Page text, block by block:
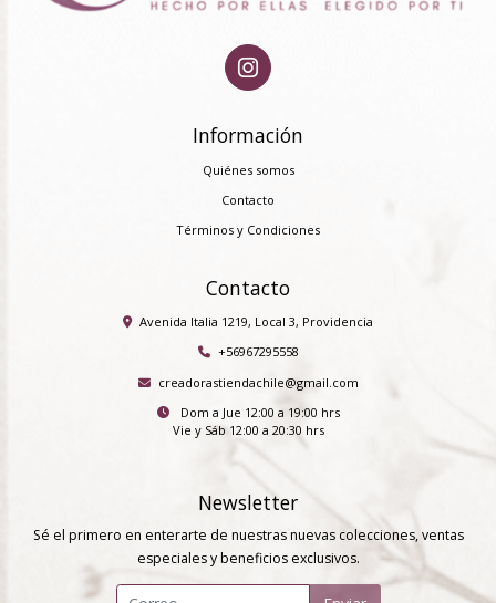
Información
Quiénes somos
Contacto
Términos y Condiciones
Contacto
Avenida Italia 1219, Local 3, Providencia
+56967295558
creadorastiendachile@gmail.com
Dom a Jue 12:00 a 19:00 hrs
Vie y Sáb 12:00 a 20:30 hrs
Newsletter
Sé el primero en enterarte de nuestras nuevas colecciones, ventas
especiales y beneficios exclusivos.